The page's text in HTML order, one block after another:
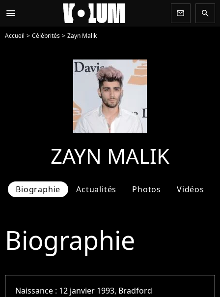
menu newsletter search
Accueil Célébrités Zayn Malik
ZAYN MALIK
Biographie Actualités Photos Vidéos
Biographie
Naissance : 12 janvier 1993, Bradford